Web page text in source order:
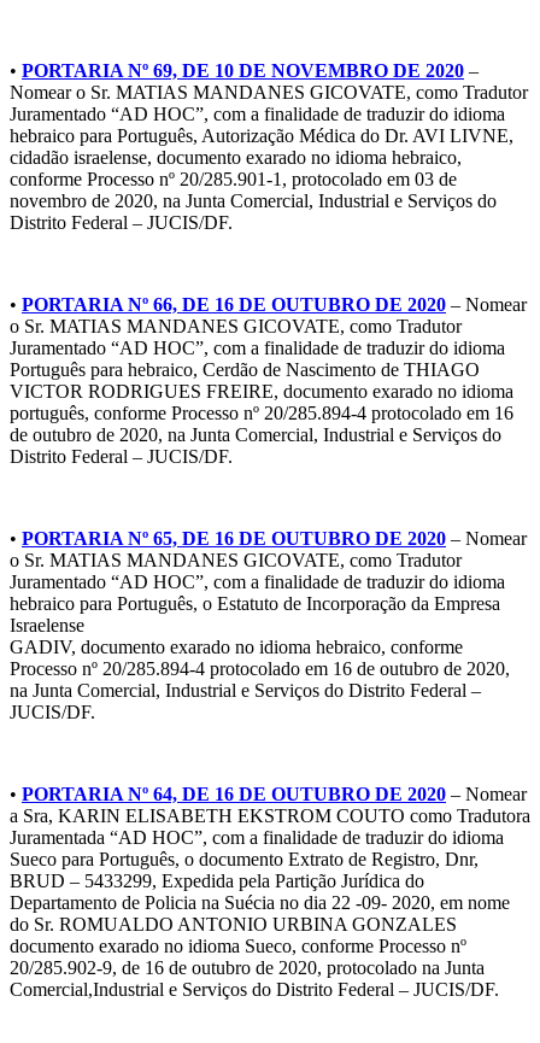
• PORTARIA Nº 69, DE 10 DE NOVEMBRO DE 2020 –
Nomear o Sr. MATIAS MANDANES GICOVATE, como Tradutor
Juramentado “AD HOC”, com a finalidade de traduzir do idioma
hebraico para Português, Autorização Médica do Dr. AVI LIVNE,
cidadão israelense, documento exarado no idioma hebraico,
conforme Processo nº 20/285.901-1, protocolado em 03 de
novembro de 2020, na Junta Comercial, Industrial e Serviços do
Distrito Federal – JUCIS/DF.
• PORTARIA Nº 66, DE 16 DE OUTUBRO DE 2020 – Nomear
o Sr. MATIAS MANDANES GICOVATE, como Tradutor
Juramentado “AD HOC”, com a finalidade de traduzir do idioma
Português para hebraico, Cerdão de Nascimento de THIAGO
VICTOR RODRIGUES FREIRE, documento exarado no idioma
português, conforme Processo nº 20/285.894-4 protocolado em 16
de outubro de 2020, na Junta Comercial, Industrial e Serviços do
Distrito Federal – JUCIS/DF.
• PORTARIA Nº 65, DE 16 DE OUTUBRO DE 2020 – Nomear
o Sr. MATIAS MANDANES GICOVATE, como Tradutor
Juramentado “AD HOC”, com a finalidade de traduzir do idioma
hebraico para Português, o Estatuto de Incorporação da Empresa
Israelense
GADIV, documento exarado no idioma hebraico, conforme
Processo nº 20/285.894-4 protocolado em 16 de outubro de 2020,
na Junta Comercial, Industrial e Serviços do Distrito Federal –
JUCIS/DF.
• PORTARIA Nº 64, DE 16 DE OUTUBRO DE 2020 – Nomear
a Sra, KARIN ELISABETH EKSTROM COUTO como Tradutora
Juramentada “AD HOC”, com a finalidade de traduzir do idioma
Sueco para Português, o documento Extrato de Registro, Dnr,
BRUD – 5433299, Expedida pela Partição Jurídica do
Departamento de Policia na Suécia no dia 22 -09- 2020, em nome
do Sr. ROMUALDO ANTONIO URBINA GONZALES
documento exarado no idioma Sueco, conforme Processo nº
20/285.902-9, de 16 de outubro de 2020, protocolado na Junta
Comercial,Industrial e Serviços do Distrito Federal – JUCIS/DF.